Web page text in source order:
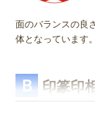
面のバランスの良
体となっています。
Ｂ 印篆印